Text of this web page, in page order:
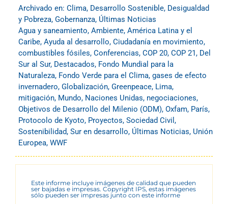
Archivado en: Clima, Desarrollo Sostenible, Desigualdad
y Pobreza, Gobernanza, Últimas Noticias
Agua y saneamiento, Ambiente, América Latina y el
Caribe, Ayuda al desarrollo, Ciudadanía en movimiento,
combustibles fósiles, Conferencias, COP 20, COP 21, Del
Sur al Sur, Destacados, Fondo Mundial para la
Naturaleza, Fondo Verde para el Clima, gases de efecto
invernadero, Globalización, Greenpeace, Lima,
mitigación, Mundo, Naciones Unidas, negociaciones,
Objetivos de Desarrollo del Milenio (ODM), Oxfam, París,
Protocolo de Kyoto, Proyectos, Sociedad Civil ,
Sostenibilidad, Sur en desarrollo, Últimas Noticias, Unión
Europea, WWF
Este informe incluye imágenes de calidad que pueden
ser bajadas e impresas. Copyright IPS, estas imágenes
sólo pueden ser impresas junto con este informe